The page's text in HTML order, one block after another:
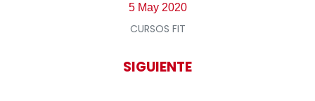
5 May 2020
CURSOS FIT
SIGUIENTE